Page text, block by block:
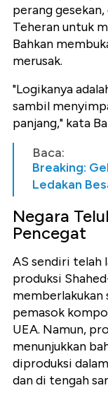
perang
Teheran untuk
Bahkan
merusak.
"Logikanya
sambil
panjang," kata
Baca:
Breaking:
Ledakan
Negara
Pencegat
AS sendiri telah
produksi
memberlakukan
pemasok
UEA. Namun,
menunjukkan
diproduksi
dan di tengah